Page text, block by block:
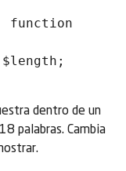
function
dentro de un
palabras. Cambia